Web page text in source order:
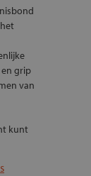
grip
van
kunt